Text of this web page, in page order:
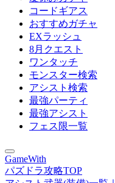
コードギアス
おすすめガチャ
EXラッシュ
8月クエスト
ワンタッチ
モンスター検索
アシスト検索
最強パーティ
最強アシスト
フェス限一覧
GameWith
パズドラ攻略TOP